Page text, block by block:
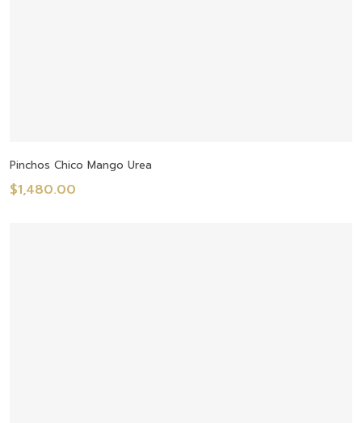
Pinchos Chico Mango Urea
$1,480.00